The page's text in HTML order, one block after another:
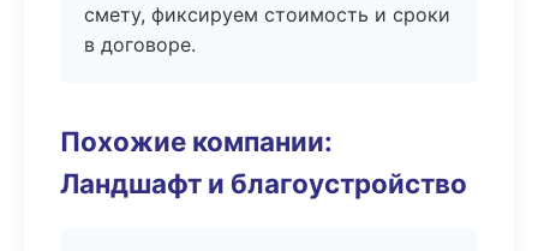
смету, фиксируем стоимость и сроки
в договоре.
Похожие компании:
Ландшафт и благоустройство